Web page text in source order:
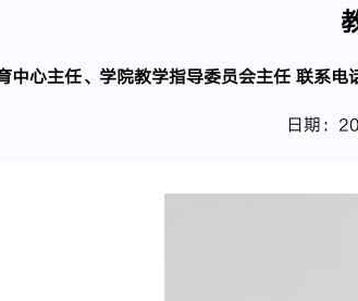
中心主任、学院教学指导委员会主任 联系
日期：